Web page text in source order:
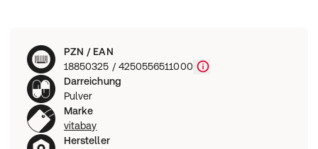
PZN / EAN
18850325 / 4250556511000
Darreichung
Pulver
Marke
vitabay
Hersteller